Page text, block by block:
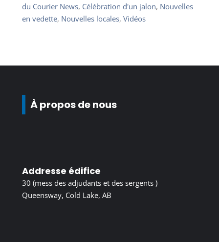
du Courier News, Célébration d'un jalon, Nouvelles
en vedette, Nouvelles locales, Vidéos
À propos de nous
Addresse édifice
30 (mess des adjudants et des sergents )
Queensway, Cold Lake, AB